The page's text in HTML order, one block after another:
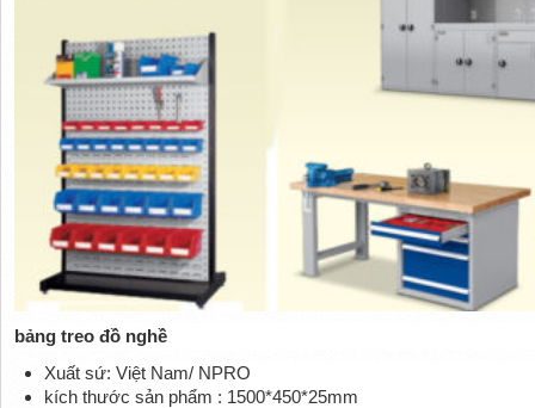
bảng treo đồ nghề
Xuất sứ: Việt Nam/ NPRO
kích thước sản phẩm : 1500*450*25mm